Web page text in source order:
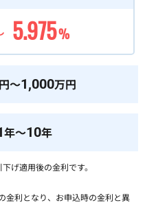
5.975%
～1,000万円
年～10年
げ適用後の金利です。
金利となり、お申込時の金利と異